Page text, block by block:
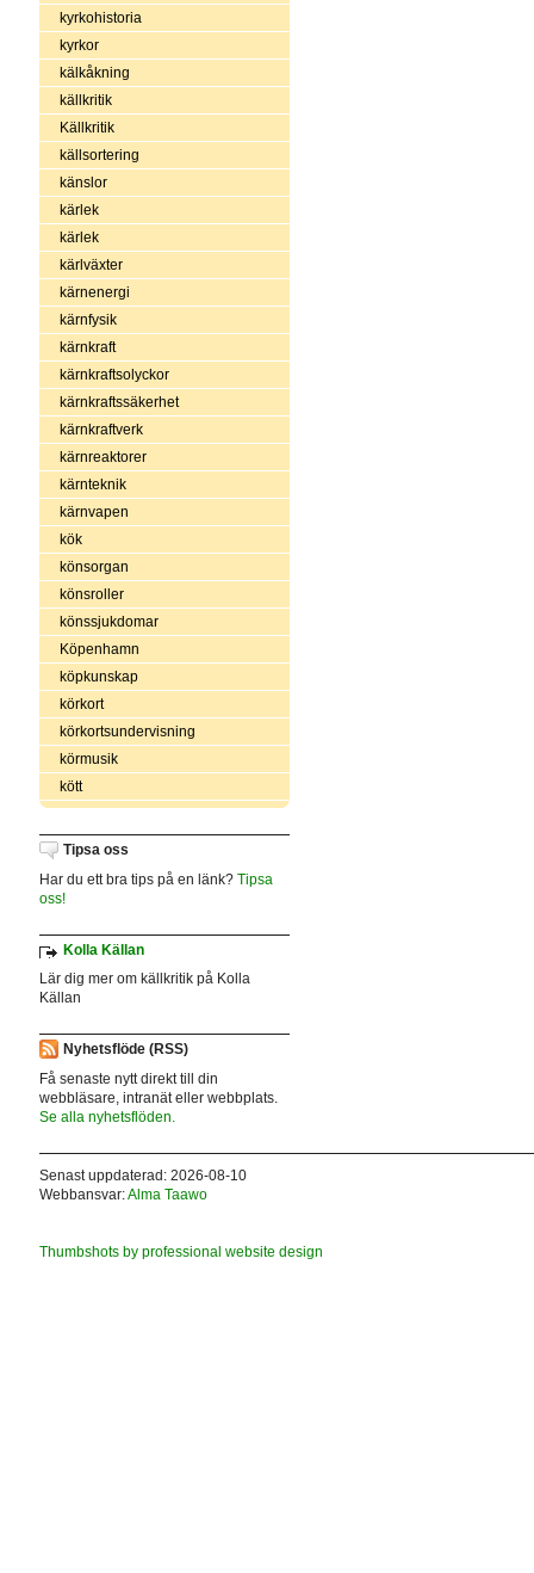
kyrkohistoria
kyrkor
kälkåkning
källkritik
Källkritik
källsortering
känslor
kärlek
kärlek
kärlväxter
kärnenergi
kärnfysik
kärnkraft
kärnkraftsolyckor
kärnkraftssäkerhet
kärnkraftverk
kärnreaktorer
kärnteknik
kärnvapen
kök
könsorgan
könsroller
könssjukdomar
Köpenhamn
köpkunskap
körkort
körkortsundervisning
körmusik
kött
Tipsa oss
Har du ett bra tips på en länk? Tipsa
oss!
Kolla Källan
Lär dig mer om källkritik på Kolla
Källan
Nyhetsflöde (RSS)
Få senaste nytt direkt till din
webbläsare, intranät eller webbplats.
Se alla nyhetsflöden.
Senast uppdaterad: 2026-08-10
Webbansvar:Alma Taawo
Thumbshots by professional website design